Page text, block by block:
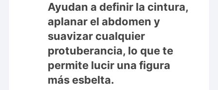
Ayudan a definir la cintura,
aplanar el abdomen y
suavizar cualquier
protuberancia, lo que te
permite lucir una figura
más esbelta.